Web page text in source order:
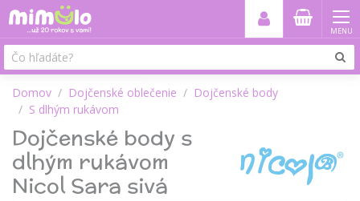
MENU
Domov Dojčenské oblečenie
Dojčenské body
S dlhým rukávom
Dojčenské body s
dlhým rukávom
Nicol Sara sivá